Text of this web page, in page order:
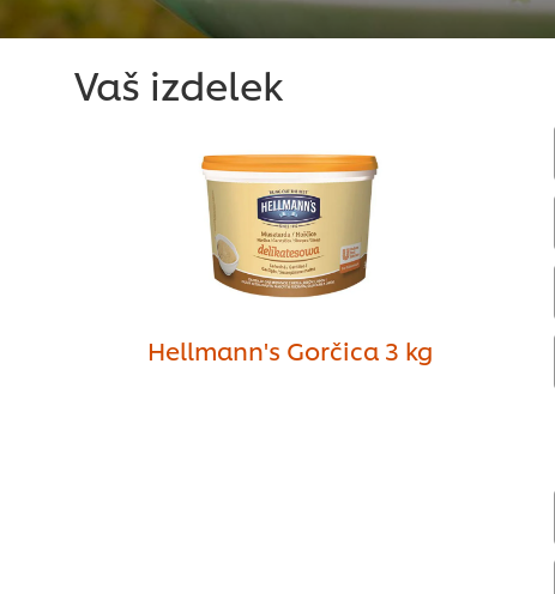
Vaš izdelek
Hellmann's Gorčica 3 kg